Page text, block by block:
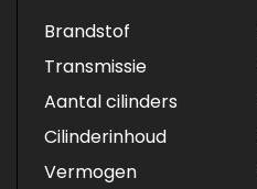
Brandstof
Transmissie
Aantal cilinders
Cilinderinhoud
Vermogen